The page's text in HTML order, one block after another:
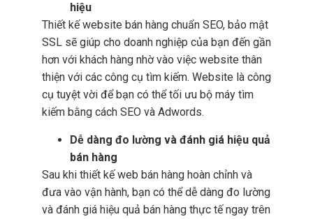
hiệu
Thiết kế website bán hàng chuẩn SEO, bảo mật
SSL sẽ giúp cho doanh nghiệp của bạn đến gần
hơn với khách hàng nhờ vào việc website thân
thiện với các công cụ tìm kiếm. Website là công
cụ tuyệt vời để bạn có thể tối ưu bộ máy tìm
kiếm bằng cách SEO và Adwords.
Dễ dàng đo lường và đánh giá hiệu quả
bán hàng
Sau khi thiết kế web bán hàng hoàn chỉnh và
đưa vào vận hành, bạn có thể dễ dàng đo lường
và đánh giá hiệu quả bán hàng thực tế ngay trên